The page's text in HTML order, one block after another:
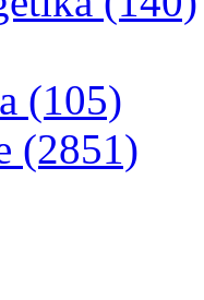
(140)
(105)
(2851)